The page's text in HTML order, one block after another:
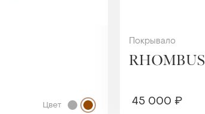
Цвет
Покрывало
RHOMBUS
45 000 ₽